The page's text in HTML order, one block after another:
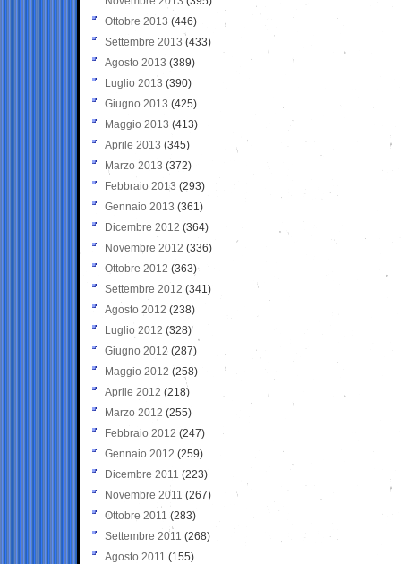
Ottobre 2013 (446)
Settembre 2013 (433)
Agosto 2013 (389)
Luglio 2013 (390)
Giugno 2013 (425)
Maggio 2013 (413)
Aprile 2013 (345)
Marzo 2013 (372)
Febbraio 2013 (293)
Gennaio 2013 (361)
Dicembre 2012 (364)
Novembre 2012 (336)
Ottobre 2012 (363)
Settembre 2012 (341)
Agosto 2012 (238)
Luglio 2012 (328)
Giugno 2012 (287)
Maggio 2012 (258)
Aprile 2012 (218)
Marzo 2012 (255)
Febbraio 2012 (247)
Gennaio 2012 (259)
Dicembre 2011 (223)
Novembre 2011 (267)
Ottobre 2011 (283)
Settembre 2011 (268)
Agosto 2011 (155)